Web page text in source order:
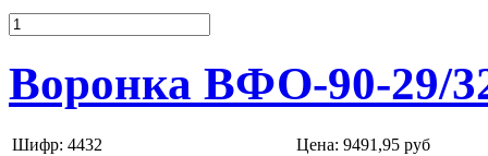
Воронка ВФО-90-29/
Шифр: 4432 Цена: 9491,95 руб